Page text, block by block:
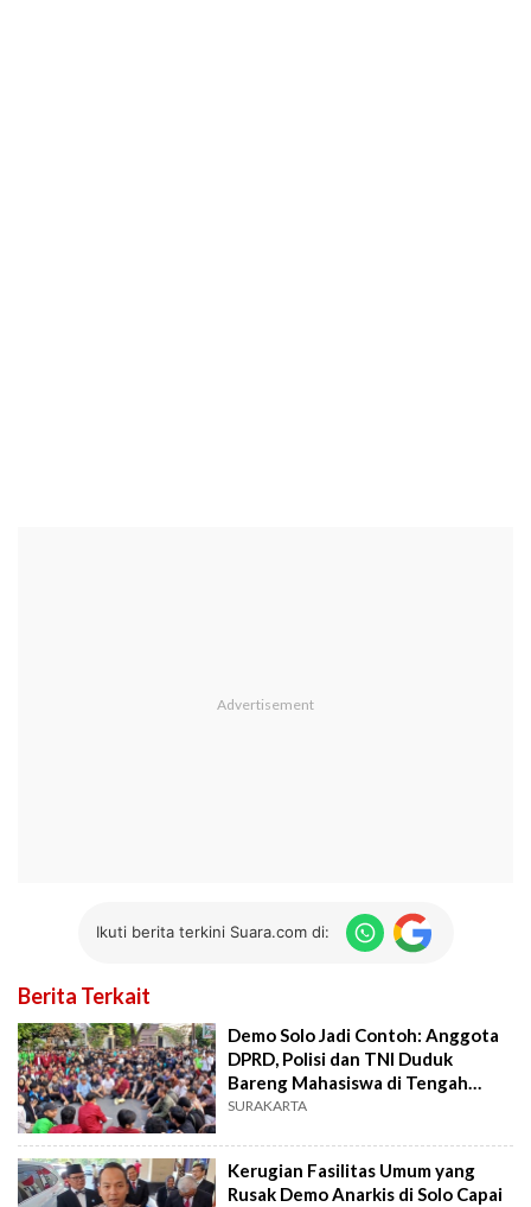
Ikuti berita terkini Suara.com di:
Berita Terkait
Demo Solo Jadi Contoh: Anggota
DPRD, Polisi dan TNI Duduk
Bareng Mahasiswa di Tengah
Jalan
SURAKARTA
Kerugian Fasilitas Umum yang
Rusak Demo Anarkis di Solo Capai